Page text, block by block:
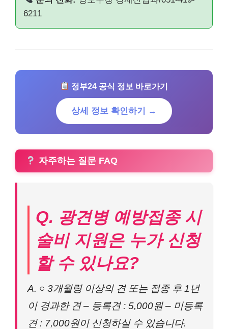
6211
정부24 공식 정보 바로가기
상세 정보 확인하기 →
자주하는 질문 FAQ
Q. 광견병 예방접종 시
술비 지원은 누가 신청
할 수 있나요?
A. ○ 3개월령 이상의 견 또는 접종 후 1년
이 경과한 견 – 등록견 : 5,000원 – 미등록
견 : 7,000원이 신청하실 수 있습니다.